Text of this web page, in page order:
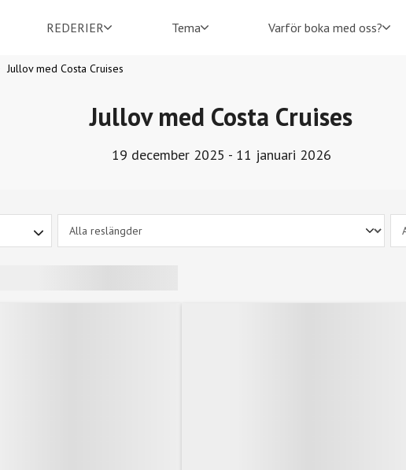
REDERIER Tema Varför boka med oss?
Jullov med Costa Cruises
Jullov med Costa Cruises
19 december 2025 - 11 januari 2026